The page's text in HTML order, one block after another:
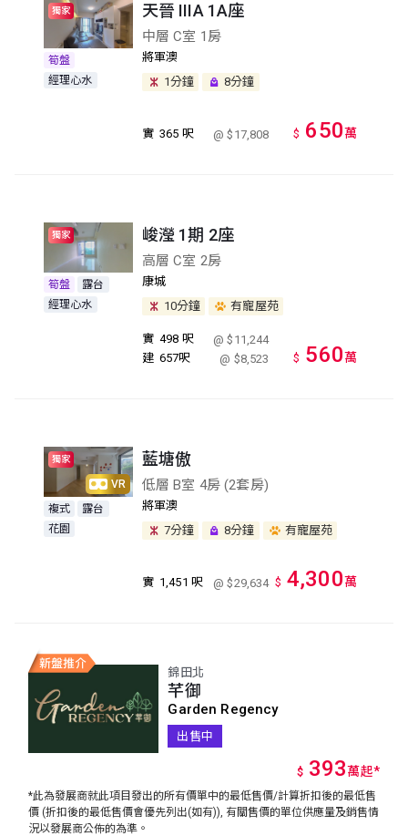
獨家
筍盤
經理心水
天晉 IIIA 1A座
中層 C室 1房
將軍澳
1分鐘
8分鐘
實 365 呎 @ $17,808 $ 650萬
獨家
筍盤
露台
經理心水
峻瀅 1期 2座
高層 C室 2房
康城
10分鐘
有寵屋苑
實 498 呎
@ $11,244
建 657呎 @ $8,523 $ 560萬
VR
獨家
複式
露台
花園
藍塘傲
低層 B室 4房 (2套房)
將軍澳
7分鐘
8分鐘 有寵屋苑
實 1,451 呎 @ $29,634 $ 4,300萬
錦田北
芊御
Garden Regency
出售中
$ 393萬起*
*此為發展商就此項目發出的所有價單中的最低售價/計算折扣後的最低售
價 (折扣後的最低售價會優先列出(如有)), 有關售價的單位供應量及銷售情
況以發展商公佈的為準。